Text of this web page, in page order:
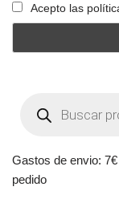
Acepto las
Gastos de envio:
pedido